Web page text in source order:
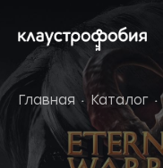
Главная Каталог